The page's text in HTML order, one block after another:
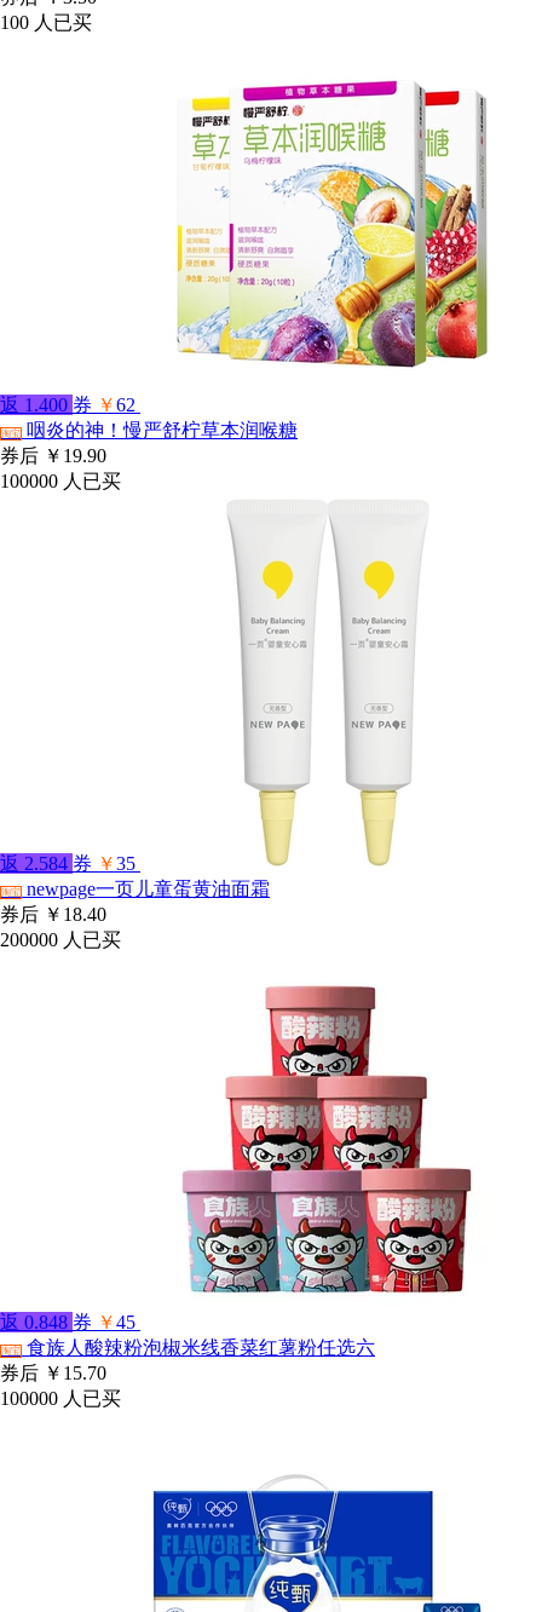
100 人已买
返 1.400 券 ￥62
淘宝
咽炎的神！慢严舒柠草本润喉糖
券后 ￥19.90
100000 人已买
返 2.584 券 ￥35
淘宝 newpage一页儿童蛋黄油面霜
券后 ￥18.40
200000 人已买
返 0.848 券 ￥45
淘宝 食族人酸辣粉泡椒米线香菜红薯粉任选六
券后 ￥15.70
100000 人已买